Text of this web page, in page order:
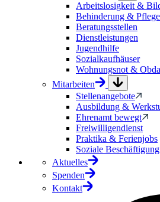
Arbeitslosigkeit &
Behinderung &
Beratungsstellen
Dienstleistungen
Jugendhilfe
Sozialkaufhäuser
Wohnungsnot &
Mitarbeiten
Stellenangebote
Ausbildung &
Ehrenamt bewegt
Freiwilligendienst
Praktika & Ferienjobs
Soziale Beschäftigung
Aktuelles
Spenden
Kontakt